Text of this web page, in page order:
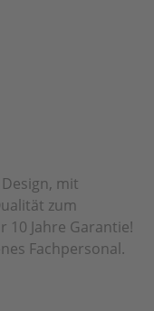
mit
zum
10 Jahre Garantie!
Fachpersonal.